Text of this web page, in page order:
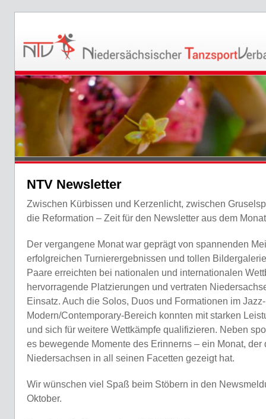
NTV Newsletter
Zwischen Kürbissen und Kerzenlicht, zwischen
die Reformation – Zeit für den Newsletter aus dem
Der vergangene Monat war geprägt von spannenden
erfolgreichen Turnierergebnissen und tollen
Paare erreichten bei nationalen und internationalen
hervorragende Platzierungen und vertraten
Einsatz. Auch die Solos, Duos und Formationen im
Modern/Contemporary-Bereich konnten mit starken
und sich für weitere Wettkämpfe qualifizieren. Neben
es bewegende Momente des Erinnerns – ein Monat, der
Niedersachsen in all seinen Facetten gezeigt hat.
Wir wünschen viel Spaß beim Stöbern in den
Oktober.